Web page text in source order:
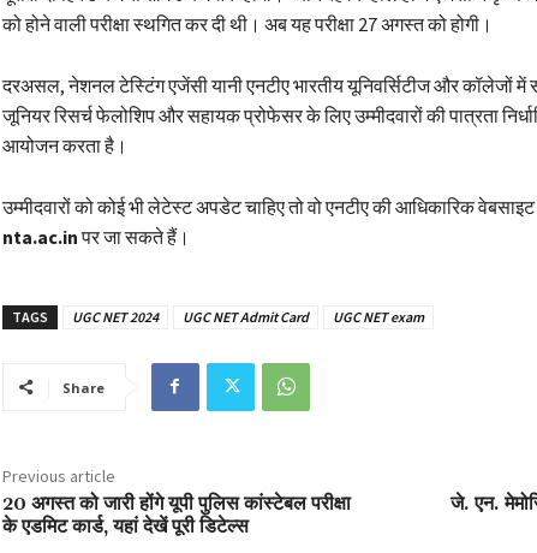
को होने वाली परीक्षा स्थगित कर दी थी। अब यह परीक्षा 27 अगस्त को होगी।
दरअसल, नेशनल टेस्टिंग एजेंसी यानी एनटीए भारतीय यूनिवर्सिटीज और कॉलेजों
जूनियर रिसर्च फेलोशिप और सहायक प्रोफेसर के लिए उम्मीदवारों की पात्रता
आयोजन करता है।
उम्मीदवारों को कोई भी लेटेस्ट अपडेट चाहिए तो वो एनटीए की आधिकारिक वेबसाइट
nta.ac.inपर जा सकते हैं।
TAGS UGC NET 2024 UGC NET Admit Card UGC NET exam
Share
Previous article
20 अगस्त को जारी होंगे यूपी पुलिस कांस्टेबल परीक्षा
के एडमिट कार्ड, यहां देखें पूरी डिटेल्स
जे. एन.